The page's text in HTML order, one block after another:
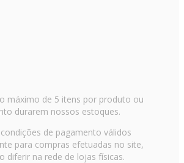
máximo de 5 itens por produto ou
durarem nossos estoques.
de pagamento válidos
para compras efetuadas no site,
diferir na rede de lojas físicas.